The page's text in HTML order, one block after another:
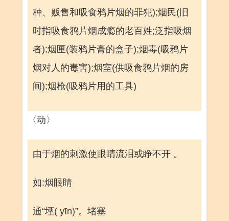
种、贩售和吸食鸦片烟的罪犯);烟民(旧
时指吸食鸦片烟成瘾的老百姓;泛指吸烟
者);烟匣(装鸦片膏的盒子);烟毒(吸鸦片
烟对人的毒害);烟室(供吸食鸦片烟的房
间);烟枪(吸鸦片用的工具)
〈动〉
由于烟的刺激使眼睛流泪或睁不开 。
如:烟眼睛
通“堙( yīn)”。堵塞